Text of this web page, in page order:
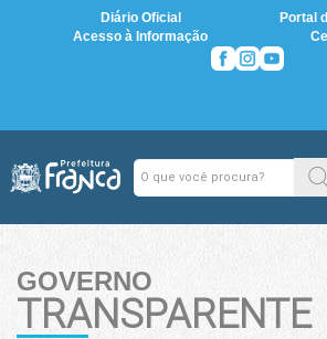
Diário Oficial
Portal
Acesso à Informação
GOVERNO
TRANSPARENTE